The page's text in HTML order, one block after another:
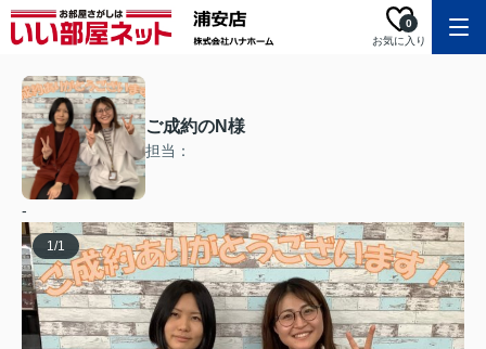
お気に入り
0
ご成約のN様
担当：
-
1/1